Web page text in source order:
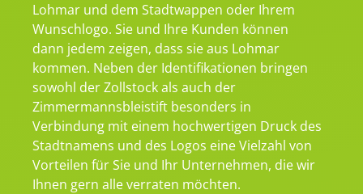
Lohmar und dem Stadtwappen oder Ihrem
Wunschlogo. Sie und Ihre Kunden können
dann jedem zeigen, dass sie aus Lohmar
kommen. Neben der Identifikationen bringen
sowohl der Zollstock als auch der
Zimmermannsbleistift besonders in
Verbindung mit einem hochwertigen Druck des
Stadtnamens und des Logos eine Vielzahl von
Vorteilen für Sie und Ihr Unternehmen, die wir
Ihnen gern alle verraten möchten.